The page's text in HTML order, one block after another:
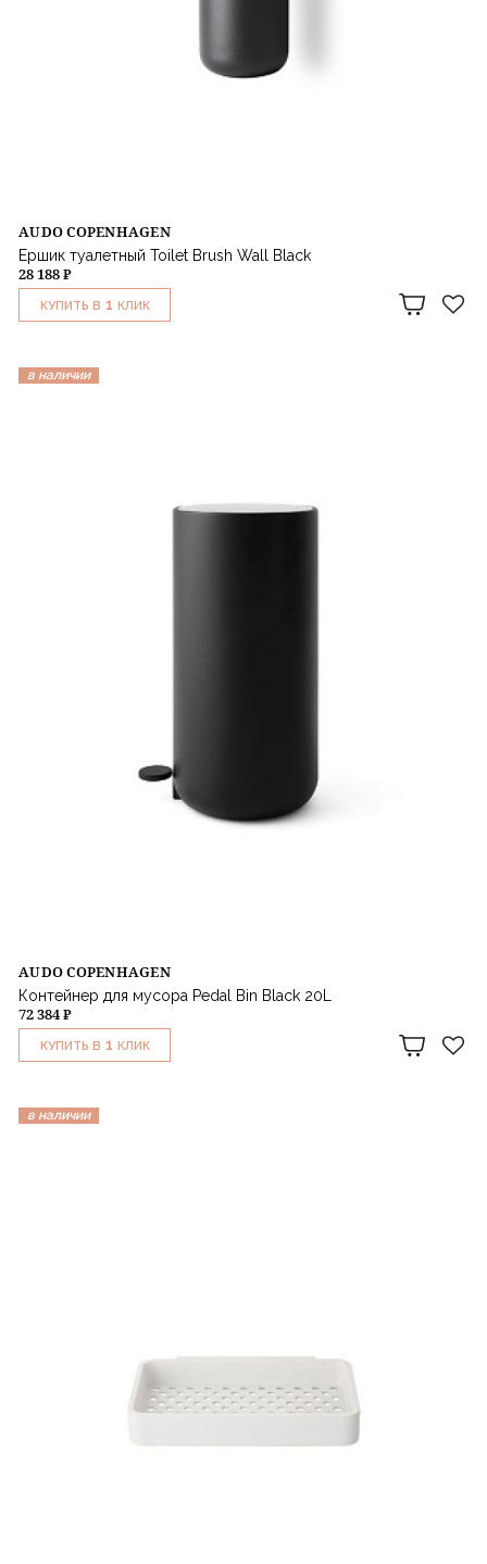
AUDO COPENHAGEN
Ершик туалетный Toilet Brush Wall Black
28 188 ₽
КУПИТЬ В 1 КЛИК
в наличии
AUDO COPENHAGEN
Контейнер для мусора Pedal Bin Black 20L
72 384 ₽
КУПИТЬ В 1 КЛИК
в наличии